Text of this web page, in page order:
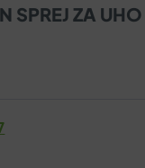
SPREJ ZA